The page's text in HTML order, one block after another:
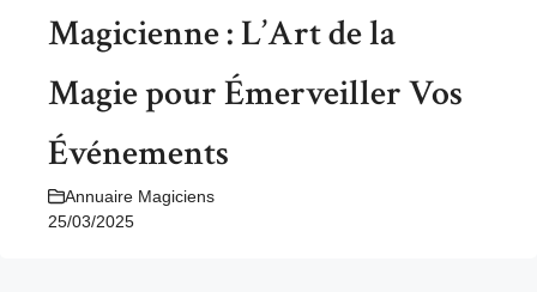
Magicienne : L’Art de la
Magie pour Émerveiller Vos
Événements
Annuaire Magiciens
25/03/2025